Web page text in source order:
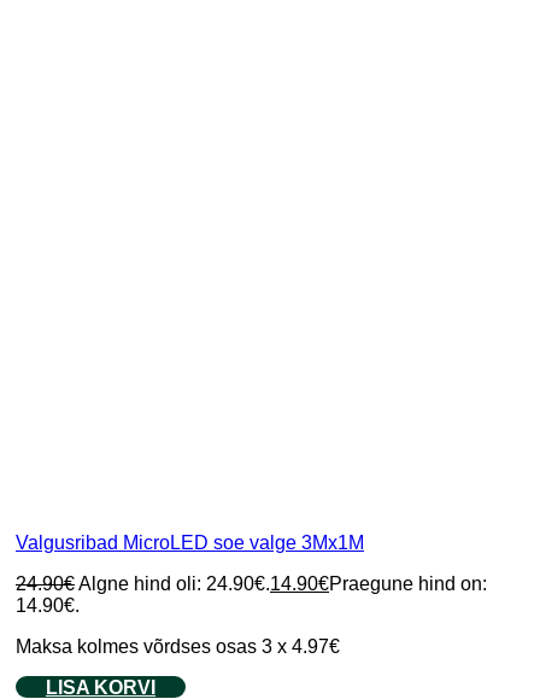
Valgusribad MicroLED soe valge 3Mx1M
24.90€Algne hind oli: 24.90€.14.90€Praegune hind on:
14.90€.
Maksa kolmes võrdses osas 3 x 4.97€
LISA KORVI